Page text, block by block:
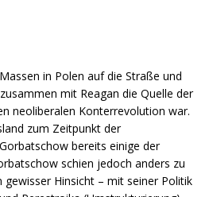
in Polen auf die Straße und
mit Reagan die Quelle der
neoliberalen Konterrevolution war.
zum Zeitpunkt der
bereits einige der
schien jedoch anders zu
gewisser Hinsicht – mit seiner Politik